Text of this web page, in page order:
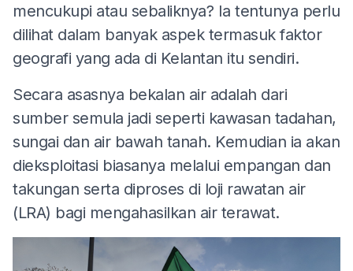
mencukupi atau sebaliknya? Ia tentunya perlu
dilihat dalam banyak aspek termasuk faktor
geografi yang ada di Kelantan itu sendiri.
Secara asasnya bekalan air adalah dari
sumber semula jadi seperti kawasan tadahan,
sungai dan air bawah tanah. Kemudian ia akan
dieksploitasi biasanya melalui empangan dan
takungan serta diproses di loji rawatan air
(LRA) bagi mengahasilkan air terawat.